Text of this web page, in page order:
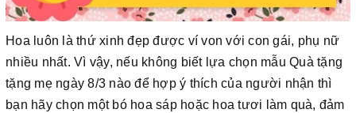
Hoa luôn là thứ xinh đẹp được ví von với con gái, phụ nữ
nhiều nhất. Vì vậy, nếu không biết lựa chọn mẫu Quà tặng
tặng mẹ ngày 8/3 nào để hợp ý thích của người nhận thì
bạn hãy chọn một bó hoa sáp hoặc hoa tươi làm quà, đảm